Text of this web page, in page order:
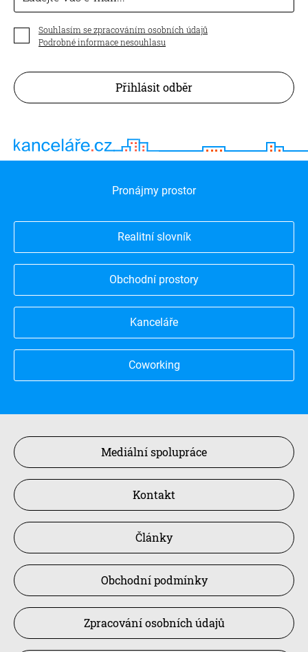
Souhlasím se zpracováním osobních údajů
Podrobné informace nesouhlasu
Přihlásit odběr
Pronájmy prostor
Realitní slovník
Obchodní prostory
Kanceláře
Coworking
Mediální spolupráce
Kontakt
Články
Obchodní podmínky
Zpracování osobních údajů